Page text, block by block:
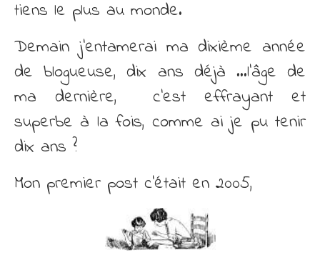
tiens le plus au monde.
Demain j’entamerai ma dixième année
de blogueuse, dix ans déjà …l’âge de
ma dernière, c’est effrayant et
superbe à la fois, comme ai je pu tenir
dix ans ?
Mon premier post c’était en 2005,